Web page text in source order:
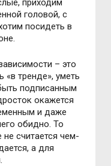
приходим
головой, с
посидеть в
– это
тренде», уметь
подписанным
окажется
и даже
обидно. То
считается чем-
а для